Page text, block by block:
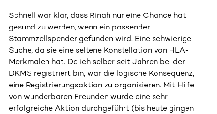
Schnell war klar, dass Rinah nur eine Chance hat
gesund zu werden, wenn ein passender
Stammzellspender gefunden wird. Eine schwierige
Suche, da sie eine seltene Konstellation von HLA-
Merkmalen hat. Da ich selber seit Jahren bei der
DKMS registriert bin, war die logische Konsequenz,
eine Registrierungsaktion zu organisieren. Mit Hilfe
von wunderbaren Freunden wurde eine sehr
erfolgreiche Aktion durchgeführt (bis heute gingen